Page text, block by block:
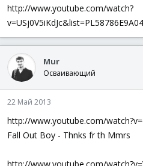
http://www.youtube.com/watch?
Mur
Осваивающий
22 Май 2013
http://www.youtube.com/
Fall Out Boy - Thnks fr th Mmrs